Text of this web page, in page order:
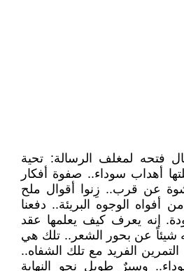
فتحه لمغلف الرسالة: تحية
أهداب سوداء.. صفوة أفكار
عن قرب.. زِنوا أقوال ملح
أفواه الوجوه البريئة.. دفعنا
إنه يعرف كيف يعلمها عقد
شيئاً عن بحور الشعر.. تلك هي
الفريد مع تلك الشفاه..
وسيرٌ طويل نحو النهاية